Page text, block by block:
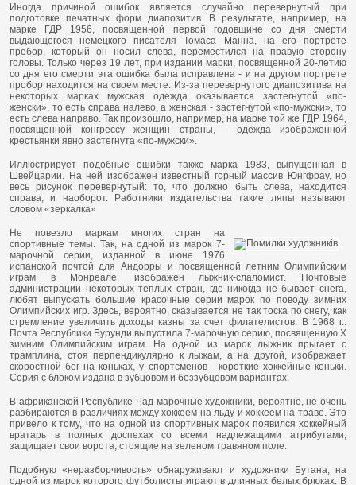
Иногда причиной ошибок является случайно перевернутый при
подготовке печатных форм диапозитив. В результате, например, на
марке ГДР 1956, посвященной первой годовщине со дня смерти
выдающегося немецкого писателя Томаса Манна, на его портрете
пробор, который он носил слева, переместился на правую сторону
головы. Только через 19 лет, при издании марки, посвященной 20-летию
со дня его смерти эта ошибка была исправлена - и на другом портрете
пробор находится на своем месте. Из-за перевернутого диапозитива на
некоторых марках мужская одежда оказывается застегнутой «по-
женски», то есть справа налево, а женская - застегнутой «по-мужски», то
есть слева направо. Так произошло, например, на марке той же ГДР 1964,
посвященной конгрессу женщин страны, - одежда изображенной
крестьянки явно застегнута «по-мужски».
Иллюстрирует подобные ошибки также марка 1983, выпущенная в
Швейцарии. На ней изображен известный горный массив Юнгфрау, но
весь рисунок перевернутый: то, что должно быть слева, находится
справа, и наоборот. Работники издательства такие ляпы называют
словом «зеркалка»
Не повезло маркам многих стран на
спортивные темы. Так, на одной из марок 7-
марочной серии, изданной в июне 1976
испанской почтой для Андорры и посвященной летним Олимпийским
играм в Монреале, изображен лыжник-слаломист. Почтовые
администрации некоторых теплых стран, где никогда не бывает снега,
любят выпускать большие красочные серии марок по поводу зимних
Олимпийских игр. Здесь, вероятно, сказывается не так тоска по снегу, как
стремление увеличить доходы казны за счет филателистов. В 1968 г..
Почта Республики Бурунди выпустила 7-марочную серию, посвященную X
зимним Олимпийским играм. На одной из марок лыжник прыгает с
трамплина, стоя перпендикулярно к лыжам, а на другой, изображает
скоростной бег на коньках, у спортсменов - короткие хоккейные коньки.
Серия с блоком издана в зубцовом и беззубцовом вариантах.
В африканской Республике Чад марочные художники, вероятно, не очень
разбираются в различиях между хоккеем на льду и хоккеем на траве. Это
привело к тому, что на одной из спортивных марок появился хоккейный
вратарь в полных доспехах со всеми надлежащими атрибутами,
защищает свои ворота, стоящие на зеленом травяном поле.
Подобную «неразборчивость» обнаруживают и художники Бутана, на
одной из марок которого футболисты играют в длинных белых брюках. В